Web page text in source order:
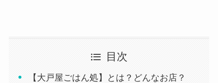
目次
【大戸屋ごはん処】とは？どんなお店？